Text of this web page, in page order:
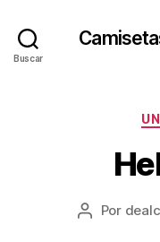
Buscar
Autor
Por